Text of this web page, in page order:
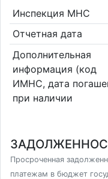
Инспекция МНС
Отчетная дата
Дополнительная
информация (код
ИМНС, дата
при наличии
Просроченная
платежам в бюджет